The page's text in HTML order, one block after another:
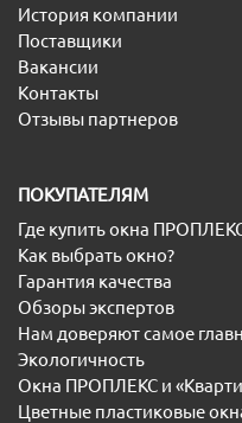
История компании
Поставщики
Вакансии
Контакты
Отзывы партнеров
ПОКУПАТЕЛЯМ
Где купить окна
Как выбрать окно?
Гарантия качества
Обзоры экспертов
Нам доверяют самое
Экологичность
Окна ПРОПЛЕКС и
Цветные пластиковые